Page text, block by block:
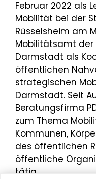
Februar 2022 als
Mobilität bei der
Rüsselsheim am
Mobilitätsamt
Darmstadt als
öffentlichen
strategischen
Darmstadt. Seit
Beratungsfirma
zum Thema
Kommunen,
des öffentlichen
öffentliche
tätig.